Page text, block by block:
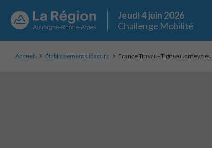
Jeudi 4 juin 2026
Challenge Mobilité
Accueil Établissements inscrits France Travail - Tignieu Jameyzieu